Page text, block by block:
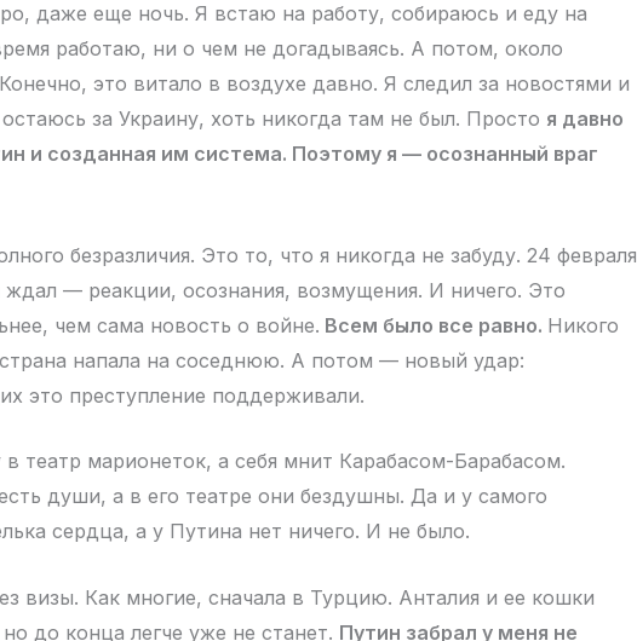
даже еще ночь. Я встаю на работу, собираюсь и еду на
работаю, ни о чем не догадываясь. А потом, около
это витало в воздухе давно. Я следил за новостями и
за Украину, хоть никогда там не был. Просто я давно
и созданная им система. Поэтому я — осознанный враг
безразличия. Это то, что я никогда не забуду. 24 февраля
ждал — реакции, осознания, возмущения. И ничего. Это
чем сама новость о войне. Всем было все равно. Никого
напала на соседнюю. А потом — новый удар:
это преступление поддерживали.
театр марионеток, а себя мнит Карабасом-Барабасом.
души, а в его театре они бездушны. Да и у самого
сердца, а у Путина нет ничего. И не было.
визы. Как многие, сначала в Турцию. Анталия и ее кошки
до конца легче уже не станет. Путин забрал у меня не